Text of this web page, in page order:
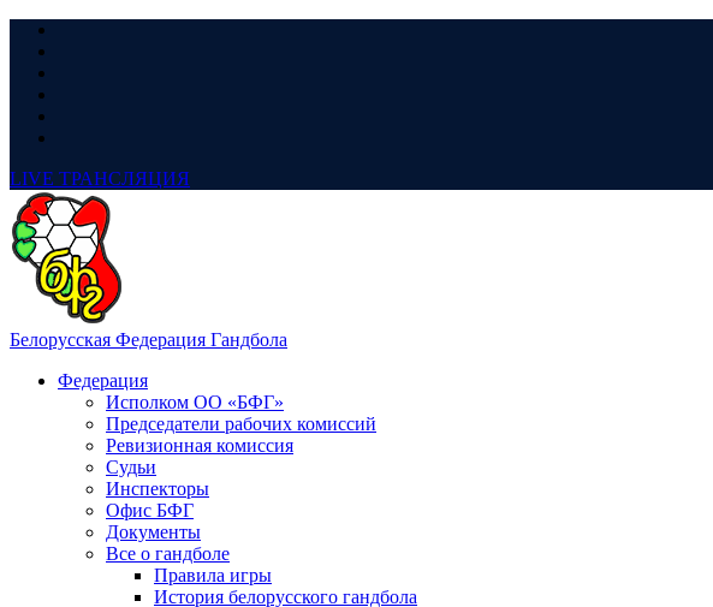
LIVE ТРАНСЛЯЦИЯ
Белорусская Федерация Гандбола
Федерация
Исполком ОО «БФГ»
Председатели рабочих комиссий
Ревизионная комиссия
Судьи
Инспекторы
Офис БФГ
Документы
Все о гандболе
Правила игры
История белорусского гандбола